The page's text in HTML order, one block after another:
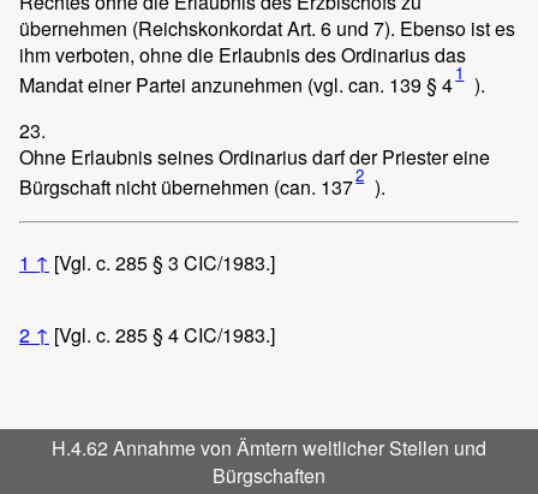
H.4.62 Annahme von Ämtern weltlicher Stellen und
Bürgschaften
übernehmen (Reichskonkordat Art. 6 und 7). Ebenso ist es
ihm verboten, ohne die Erlaubnis des Ordinarius das
Mandat einer Partei anzunehmen (vgl. can. 139 § 41 ).
23.
Ohne Erlaubnis seines Ordinarius darf der Priester eine
Bürgschaft nicht übernehmen (can. 1372 ).
1 ↑ [Vgl. c. 285 § 3 CIC/1983.]
2 ↑ [Vgl. c. 285 § 4 CIC/1983.]